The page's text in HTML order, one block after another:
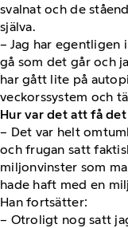
svalnat och de
själva.
– Jag har egentligen
gå som det går och
har gått lite på
veckorssystem och
Hur var det att få det
– Det var helt
och frugan satt
miljonvinster som
hade haft med en
Han fortsätter:
– Otroligt nog satt